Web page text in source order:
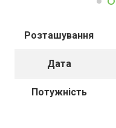
Розташування
Дата
Потужність